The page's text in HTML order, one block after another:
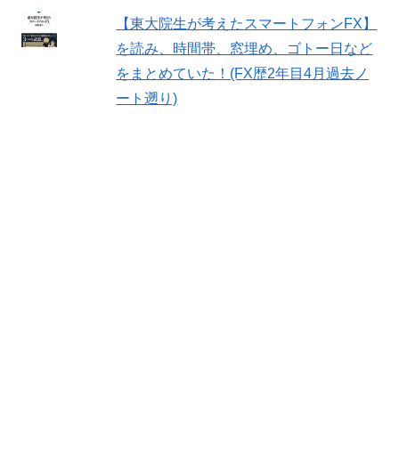
【東大院生が考えたスマートフォンFX】
を読み、時間帯、窓埋め、ゴトー日など
をまとめていた！(FX歴2年目4月過去ノ
ート遡り)